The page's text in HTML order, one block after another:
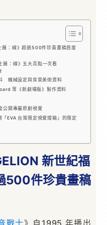
展：線》超過500件珍貴畫稿首度
展：線》五大亮點一次看
機械設定與背景美術資料
等《新劇場版》製作資料
公開專屬原創視覺
EVA 台灣限定視覺燈箱」的限定
新世紀福
500件珍貴畫稿
戰士》自1995 年播出